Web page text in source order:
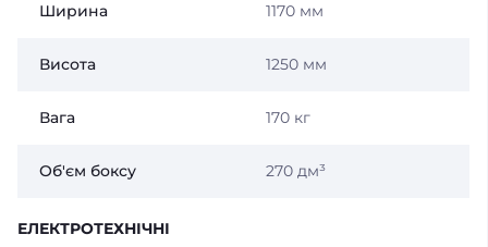
Ширина 1170 мм
Висота 1250 мм
Вага 170 кг
Об'єм боксу 270 дм³
ЕЛЕКТРОТЕХНІЧНІ